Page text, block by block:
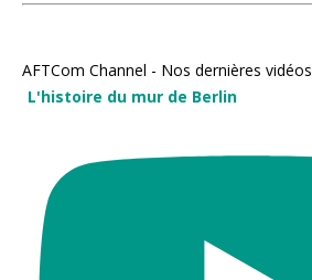
AFTCom Channel - Nos dernières vidéos
L'histoire du mur de Berlin